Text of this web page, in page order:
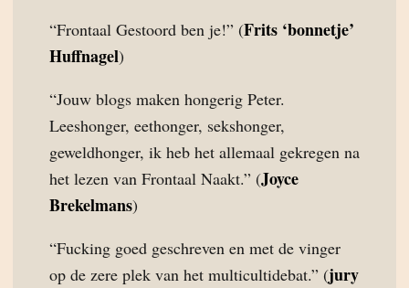
“Frontaal Gestoord ben je!” (Frits ‘bonnetje’
Huffnagel)
“Jouw blogs maken hongerig Peter.
Leeshonger, eethonger, sekshonger,
geweldhonger, ik heb het allemaal gekregen na
het lezen van Frontaal Naakt.” (Joyce
Brekelmans)
“Fucking goed geschreven en met de vinger
op de zere plek van het multicultidebat.” (jury